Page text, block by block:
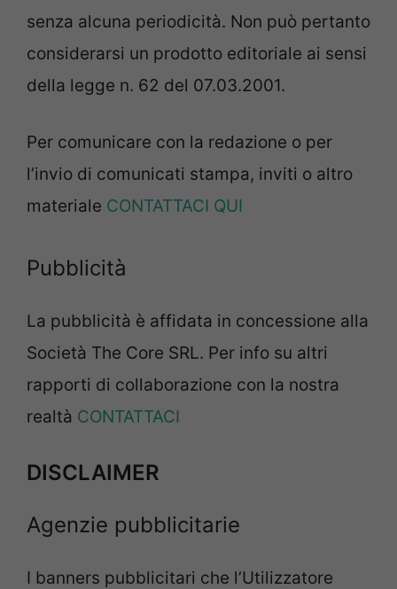
senza alcuna periodicità. Non può pertanto
considerarsi un prodotto editoriale ai sensi
della legge n. 62 del 07.03.2001.
Per comunicare con la redazione o per
l’invio di comunicati stampa, inviti o altro
materiale CONTATTACI QUI
Pubblicità
La pubblicità è affidata in concessione alla
Società The Core SRL. Per info su altri
rapporti di collaborazione con la nostra
realtà CONTATTACI
DISCLAIMER
Agenzie pubblicitarie
I banners pubblicitari che l’Utilizzatore